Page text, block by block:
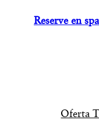
Reserve en
Oferta